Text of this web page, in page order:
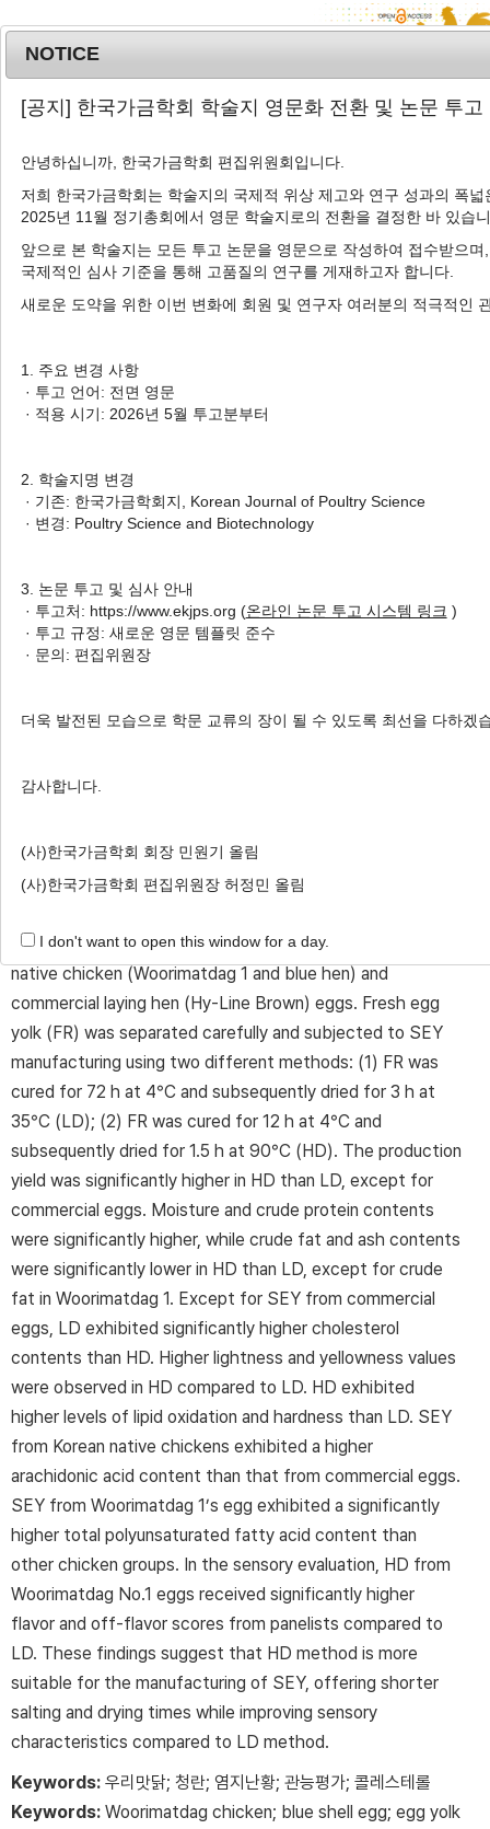
T
o
e
n
a
MENU
Korean J. Poult. Sci. 2025; 52(2):43-
54
pISSN: 1225-6625, eISSN: 2287-5387
Article
토종닭 계란 염지난황의 이화학적 특성 및
정도원1 ,정유성 ,
애라4,†
Fatty Acid Composition of Salted
Egg Yolk Made from Korean Native
Dowon Jeong , Yousung Jung
,Dongwook Kim ,Hyojun Choo3 ,Aera Jang4 †
Received:Apr 03, 2025; Revised:May 07, 2025
Published Online: Jun 30, 2025
ABSTRACT
acid profiles of salted egg yolk (SEY) made from Korean
native chicken (Woorimatdag 1 and blue hen) and
commercial laying hen (Hy-Line Brown) eggs. Fresh egg
yolk (FR) was separated carefully and subjected to SEY
manufacturing using two different methods: (1) FR was
cured for 72 h at 4°C and subsequently dried for 3 h at
35°C (LD); (2) FR was cured for 12 h at 4°C and
subsequently dried for 1.5 h at 90°C (HD). The production
yield was significantly higher in HD than LD, except for
commercial eggs. Moisture and crude protein contents
were significantly higher, while crude fat and ash contents
were significantly lower in HD than LD, except for crude
fat in Woorimatdag 1. Except for SEY from commercial
eggs, LD exhibited significantly higher cholesterol
contents than HD. Higher lightness and yellowness values
were observed in HD compared to LD. HD exhibited
higher levels of lipid oxidation and hardness than LD. SEY
from Korean native chickens exhibited a higher
arachidonic acid content than that from commercial eggs.
SEY from Woorimatdag 1’s egg exhibited a significantly
higher total polyunsaturated fatty acid content than
other chicken groups. In the sensory evaluation, HD from
Woorimatdag No.1 eggs received significantly higher
flavor and off-flavor scores from panelists compared to
LD. These findings suggest that HD method is more
suitable for the manufacturing of SEY, offering shorter
salting and drying times while improving sensory
characteristics compared to LD method.
Keywords: 우리맛닭; 청란; 염지난황; 관능평가; 콜레스테롤
Keywords: Woorimatdag chicken; blue shell egg; egg yolk
NOTICE
[공지] 한국가금학회 학술지 영문화 전환 및 논문 투고
안녕하십니까, 한국가금학회 편집위원회입니다.
저희 한국가금학회는 학술지의 국제적 위상 제고와 연구 성과의 폭넓
2025년 11월 정기총회에서 영문 학술지로의 전환을 결정한 바 있습
앞으로 본 학술지는 모든 투고 논문을 영문으로 작성하여 접수받으며,
국제적인 심사 기준을 통해 고품질의 연구를 게재하고자 합니다.
새로운 도약을 위한 이번 변화에 회원 및 연구자 여러분의 적극적인
1. 주요 변경 사항
· 투고 언어: 전면 영문
· 적용 시기: 2026년 5월 투고분부터
2. 학술지명 변경
· 기존: 한국가금학회지, Korean Journal of Poultry Science
· 변경: Poultry Science and Biotechnology
3. 논문 투고 및 심사 안내
· 투고처: https://www.ekjps.org (온라인 논문 투고 시스템 링크 )
· 투고 규정: 새로운 영문 템플릿 준수
· 문의: 편집위원장
더욱 발전된 모습으로 학문 교류의 장이 될 수 있도록 최선을 다하겠
감사합니다.
(사)한국가금학회 회장 민원기 올림
(사)한국가금학회 편집위원장 허정민 올림
I don't want to open this window for a day.